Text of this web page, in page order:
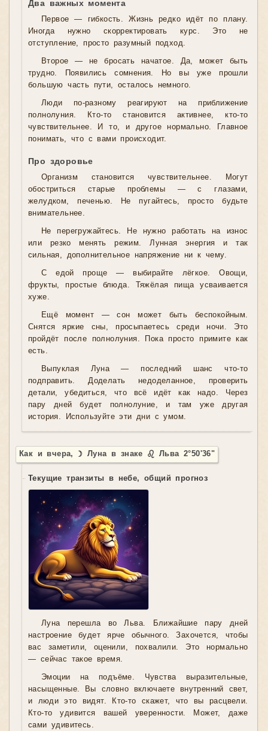
Два важных момента
Первое — гибкость. Жизнь редко идёт по плану.
Иногда нужно скорректировать курс. Это не
отступление, просто разумный подход.
Второе — не бросать начатое. Да, может быть
трудно. Появились сомнения. Но вы уже прошли
большую часть пути, осталось немного.
Люди по-разному реагируют на приближение
полнолуния. Кто-то становится активнее, кто-то
чувствительнее. И то, и другое нормально. Главное
понимать, что с вами происходит.
Про здоровье
Организм становится чувствительнее. Могут
обостриться старые проблемы — с глазами,
желудком, печенью. Не пугайтесь, просто будьте
внимательнее.
Не перегружайтесь. Не нужно работать на износ
или резко менять режим. Лунная энергия и так
сильная, дополнительное напряжение ни к чему.
С едой проще — выбирайте лёгкое. Овощи,
фрукты, простые блюда. Тяжёлая пища усваивается
хуже.
Ещё момент — сон может быть беспокойным.
Снятся яркие сны, просыпаетесь среди ночи. Это
пройдёт после полнолуния. Пока просто примите как
есть.
Выпуклая Луна — последний шанс что-то
подправить. Доделать недоделанное, проверить
детали, убедиться, что всё идёт как надо. Через
пару дней будет полнолуние, и там уже другая
история. Используйте эти дни с умом.
Как и вчера, ☽ Луна в знаке ♌ Льва 2°50'36"
Текущие транзиты в небе, общий прогноз
Луна перешла во Льва. Ближайшие пару дней
настроение будет ярче обычного. Захочется, чтобы
вас заметили, оценили, похвалили. Это нормально
— сейчас такое время.
Эмоции на подъёме. Чувства выразительные,
насыщенные. Вы словно включаете внутренний свет,
и люди это видят. Кто-то скажет, что вы расцвели.
Кто-то удивится вашей уверенности. Может, даже
сами удивитесь.